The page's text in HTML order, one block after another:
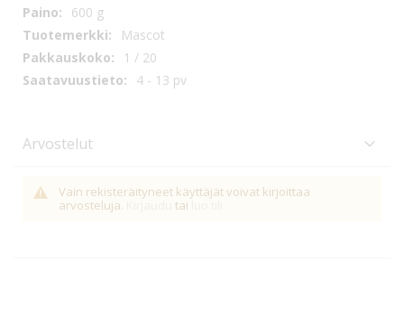
600 g
Mascot
1 / 20
4 - 13 pv
Arvostelut
Vain rekisteräityneet käyttäjät voivat kirjoittaa
arvosteluja.
tai